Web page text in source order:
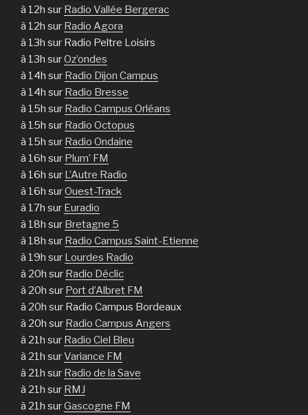
à 12h sur Radio Vallée Bergerac
à 12h sur Radio Agora
à 13h sur Radio Peltre Loisirs
à 13h surOz’ondes
à 14h sur Radio Dijon Campus
à 14h sur Radio Bresse
à 15h sur Radio Campus Orléans
à 15h sur Radio Octopus
à 15h sur Radio Ondaine
à 16h sur Plum’ FM
à 16h sur L’Autre Radio
à 16h surOuest-Track
à 17h sur Euradio
à 18h sur Bretagne 5
à 18h sur Radio Campus Saint-Etienne
à 19h sur Lourdes Radio
à 20h sur Radio Déclic
à 20h sur Port d’Albret FM
à 20h sur Radio Campus Bordeaux
à 20h sur Radio Campus Angers
à 21h sur Radio Ciel Bleu
à 21h surVariance FM
à 21h sur Radio de la Save
à 21h sur RMJ
à 21h surGascogne FM